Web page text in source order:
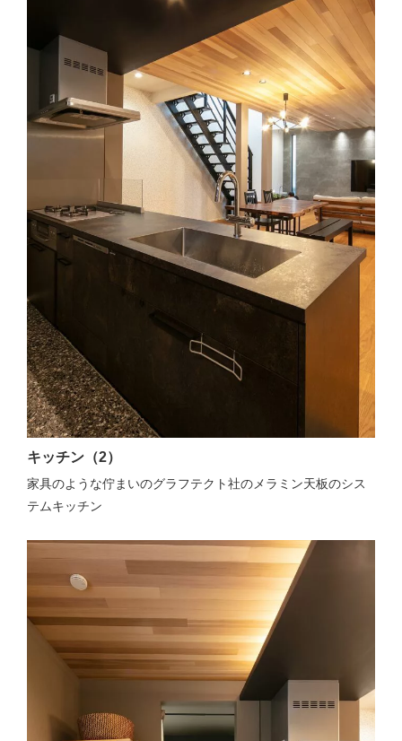
キッチン（2）
家具のような佇まいのグラフテクト社のメラミン天板のシス
テムキッチン